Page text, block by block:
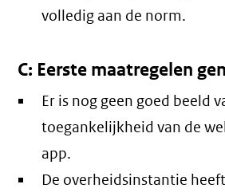
volledig aan de norm.
C: Eerste maatregelen
Er is nog geen goed beeld
toegankelijkheid van de
app.
De overheidsinstantie